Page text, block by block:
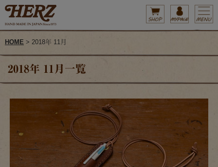
HOME > 2018年 11月
2018年 11月一覧